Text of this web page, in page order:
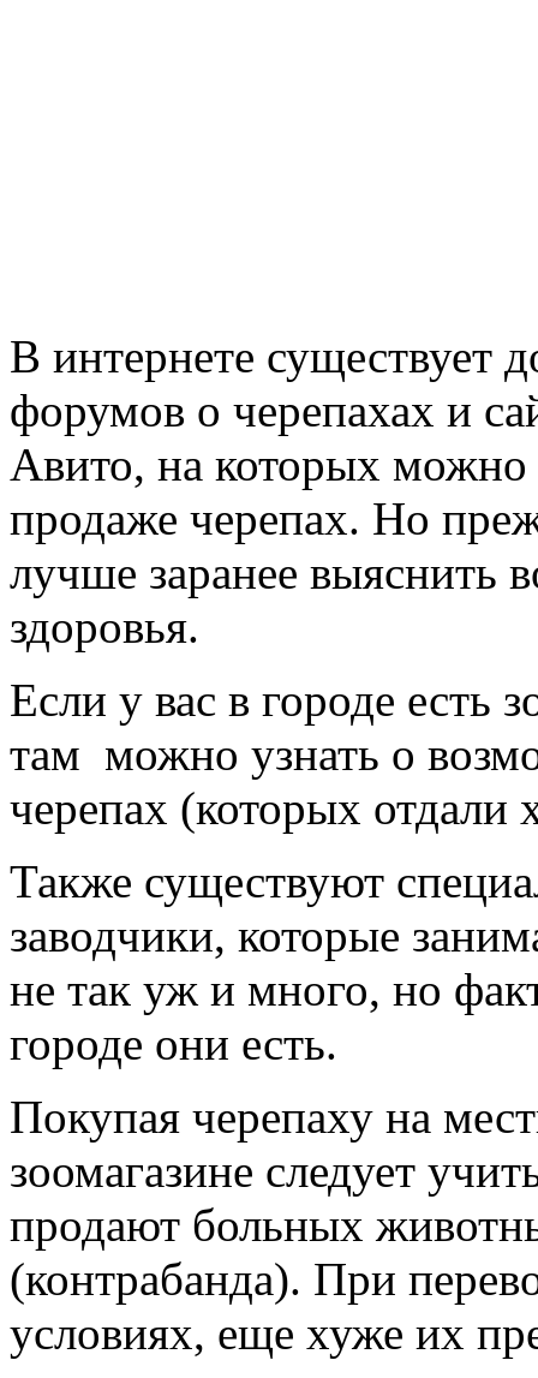
В интернете существует
форумов о черепахах и
Авито, на которых можно
продаже черепах. Но
лучше заранее выяснить
здоровья.
Если у вас в городе есть
там можно узнать о
черепах (которых отдали
Также существуют
заводчики, которые
не так уж и много, но
городе они есть.
Покупая черепаху на
зоомагазине следует
продают больных
(контрабанда). При
условиях, еще хуже их